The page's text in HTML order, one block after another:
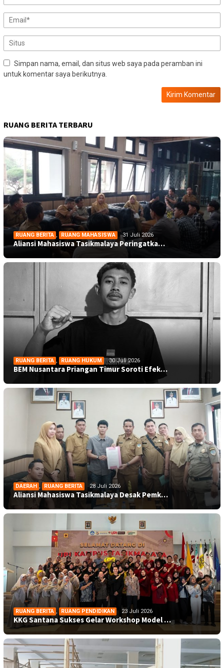
Simpan nama, email, dan situs web saya pada peramban ini
untuk komentar saya berikutnya.
RUANG BERITA TERBARU
RUANG BERITA , RUANG MAHASISWA 31 Juli 2026
Aliansi Mahasiswa Tasikmalaya Peringatka…
RUANG BERITA , RUANG HUKUM 30 Juli 2026
BEM Nusantara Priangan Timur Soroti Efek…
DAERAH , RUANG BERITA 28 Juli 2026
Aliansi Mahasiswa Tasikmalaya Desak Pemk…
RUANG BERITA , RUANG PENDIDIKAN 23 Juli 2026
KKG Santana Sukses Gelar Workshop Model …